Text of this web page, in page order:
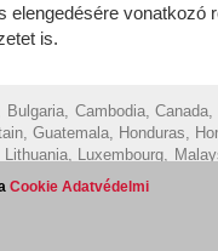
is.
Cambodia,
Guatemala, Honduras,
Luxembourg,
Qatar, Romania, Saudi
Uruguay, USA
Cookie Adatvédelmi